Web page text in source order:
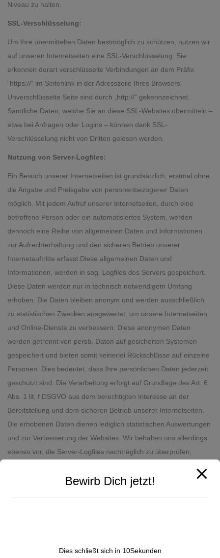
Niveau zu halten.
SSL-Verschlüsselung:
Um Ihre übermittelten Daten bestmöglich zu schützen, nutzen wir
auf unseren Internetseiten eine SSL-Verschlüsselung. Sie
erkennen derart verschlüsselte Verbindungen an dem Präfix
“https://“ im Seitenlink in der Adresszeile Ihres Browsers.
Unverschlüsselte Seite sind durch „http://“ gekennzeichnet.
Sämtliche Daten, welche Sie an diese SSL-Websites übermitteln –
etwa bei Anfragen oder Logins – können dank SSL-
Verschlüsselung nicht von Dritten gelesen werden.
Nutzung von Server-Logfiles:
Ein Besuch unserer Internetseiten ist grundsätzlich, erstmal ohne
die Angabe und Preisgabe von personenbezogener Daten
möglich. Mit jedem Aufruf unserer Internetseiten, durch eine
betroffene Person oder ein automatisiertes System, werden
dennoch eine Reihe von allgemeinen Daten und Informationen
zur Aufrechterhaltung und den sicheren Betrieb unserer
Internetauftritte erfasst.Diese allgemeinen Daten und
Informationen, werden in sog. Logfiles des Servers gespeichert.
Diese Daten werden nur in technisch notwendigem Umfang
erhoben. Die Daten bleiben anonym und werden ausschließlich
zu statistischen Zwecken ausgewertet, um unsere Internetseiten
und Online-Dienste zu verbessern. Diese anonymen Daten
werden getrennt von persb. Daten auf gesicherten Systemen
gespeichert und bieten somit keinerlei Rückschlüsse auf einzelne
Personen. Dies bedeutet, dass Ihre persönlichen Daten jederzeit
geschützt sind. Die Verarbeitung erfolgt auf Grundlage des Art. 6
Abs. 1 lit. f DSGVO aus dem berechtigten Interesse an der
Bereitstellung und dem sicheren Betrieb unserer Internetseiten.
Die erhobenen Daten dienen lediglich statistischen Auswertungen
und zur Verbesserung der Websites. Wir behalten uns allerdings
ebenso vor, die Server-Logfiles nachträglich zu überprüfen,
unserer hinweisen. Erhoben werden die Daten über die Zugriffe
Besuchte Websites
Bewirb Dich jetzt!
Dies schließt sich in9Sekunden